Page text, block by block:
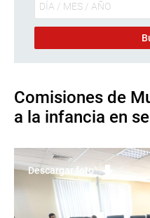
Comisiones de
a la infancia en
Descargar foto